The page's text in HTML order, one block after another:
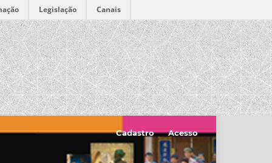
Legislação Canais
Cadastro Acesso